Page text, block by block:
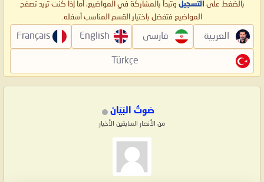
بالضغط على التسجيل وتبدأ بالمشاركة في المواضيع، أما إذا كنت تريد تصفح
المواضيع فتفضل باختيار القسم المناسب أسفله.
العربية فارسی English
Français
Türkçe
صَوتُ البَيَان
من الأنصار السابقين الأخيار